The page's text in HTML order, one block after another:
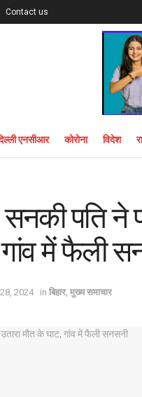
Contact us
एनसीआर कोरोना विदेश
पति ने
गांव में फैली
2024 in बिहार, मुख्य समाचार